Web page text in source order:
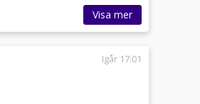
Visa mer
Igår 17:01